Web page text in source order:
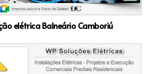
elétrica Balneário Camboriú